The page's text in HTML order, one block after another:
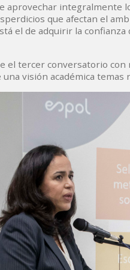
aprovechar integralmente
que afectan el
el de adquirir la
el tercer conversatorio con
visión académica temas